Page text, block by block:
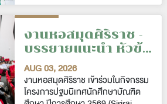
ทางสาขาการ
พยาบาลผู้ป่วยวิกฤต
(ผู้ใหญ่และผู้สูงอายุ)
รุ่นที่ 39
ผู้ป่วยวิกฤต (ผู้ใหญ่และผู้สูงอายุ) รุ่นที่
พ.ศ.2569
งานหอสมุดศิริราช -
บรรยายแนะนำ หัวข้อ
"Siriraj Medical
Library:
Introduction to
AUG 03, 2026
งานหอสมุดศิริราช เข้าร่วมในกิจกรรม
โครงการปฐมนิเทศนักศึกษาบัณฑิต